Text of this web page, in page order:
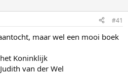
#41
maar wel een mooi boek
Koninklijk
van der Wel